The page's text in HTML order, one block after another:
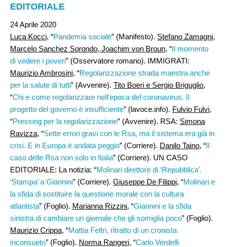
EDITORIALE
24 Aprile 2020
Luca Kocci, “Pandemia sociale” (Manifesto). Stefano Zamagni,
Marcelo Sanchez Sorondo, Joachim von Broun, “Il momento
di vedere i poveri” (Osservatore romano). IMMIGRATI:
Maurizio Ambrosini, “Regolarizzazione strada maestra anche
per la salute di tutti” (Avvenire). Tito Boeri e Sergio Briguglio,
“Chi e come regolarizzare nell’epoca del coronavirus. Il
progetto del governo è insufficiente” (lavoce.info). Fulvio Fulvi,
“Pressing per la regolarizzazione” (Avvenire). RSA: Simona
Ravizza, “Sette errori gravi con le Rsa, ma il sistema era già in
crisi. E in Europa è andata peggio” (Corriere). Danilo Taino, “Il
caso delle Rsa non solo in Italia” (Corriere). UN CASO
EDITORIALE: La notizia: “Molinari direttore di ‘Repubblica’.
‘Stampa’ a Giannini” (Corriere). Giuseppe De Filippi, “Molinari e
la sfida di sostituire la questione morale con la cultura
atlantista” (Foglio). Marianna Rizzini, “Giannini e la sfida
sinistra di cambiare un giornale che gli somiglia poco” (Foglio).
Maurizio Crippa, “Mattia Feltri, ritratto di un cronista
inconsueto” (Foglio). Norma Rangeri, “Carlo Verdelli